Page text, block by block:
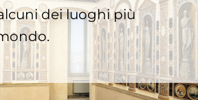
dei luoghi più